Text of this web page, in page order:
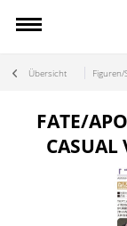
Übersicht Figuren/
FATE/
CASUAL